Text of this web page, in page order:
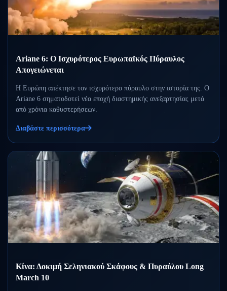
Ariane 6: Ο Ισχυρότερος Ευρωπαϊκός Πύραυλος
Απογειώνεται
Η Ευρώπη απέκτησε τον ισχυρότερο πύραυλο στην ιστορία της. Ο
Ariane 6 σηματοδοτεί νέα εποχή διαστημικής ανεξαρτησίας μετά
από χρόνια καθυστερήσεων.
Διαβάστε περισσότερα
Κίνα: Δοκιμή Σεληνιακού Σκάφους & Πυραύλου Long
March 10